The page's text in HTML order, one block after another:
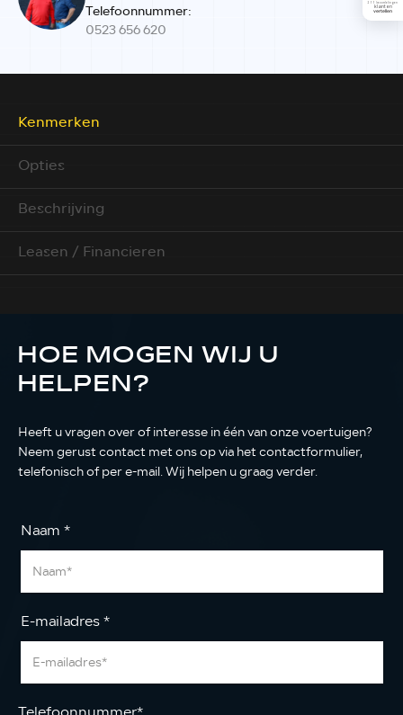
Telefoonnummer:
0523 656 620
Kenmerken
Opties
Beschrijving
Leasen / Financieren
HOE MOGEN WIJ U
HELPEN?
Heeft u vragen over of interesse in één van onze voertuigen?
Neem gerust contact met ons op via het contactformulier,
telefonisch of per e-mail. Wij helpen u graag verder.
Naam *
E-mailadres*